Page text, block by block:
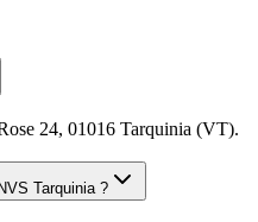
24, 01016 Tarquinia (VT).
Come posso contattare al telefono UNVS Tarquinia ?